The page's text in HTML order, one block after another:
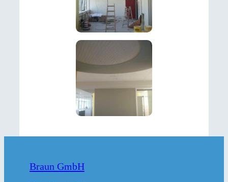
Braun GmbH